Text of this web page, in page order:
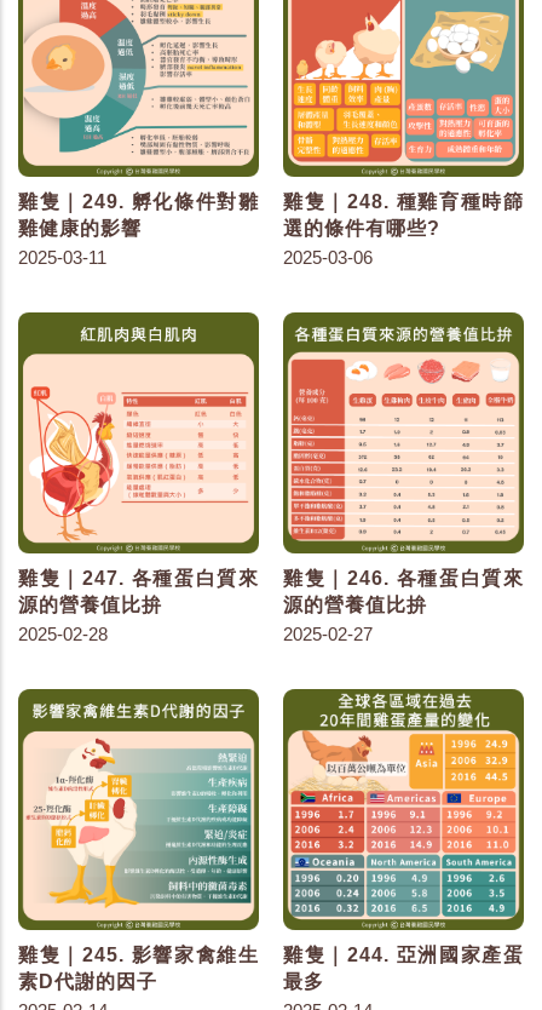
雞隻｜249. 孵化條件對雛
雞健康的影響
2025-03-11
雞隻｜248. 種雞育種時篩
選的條件有哪些?
2025-03-06
雞隻｜247. 各種蛋白質來
源的營養值比拚
2025-02-28
雞隻｜246. 各種蛋白質來
源的營養值比拚
2025-02-27
雞隻｜245. 影響家禽維生
素D代謝的因子
雞隻｜244. 亞洲國家產蛋
最多